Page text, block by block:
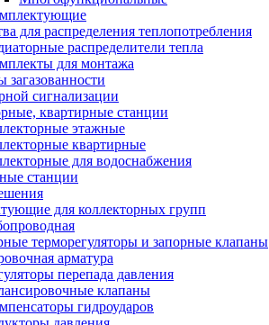
для распределения теплопотребления
распределители тепла
для монтажа
загазованности
сигнализации
квартирные станции
этажные
квартирные
для водоснабжения
станции
для коллекторных групп
терморегуляторы и запорные клапаны
арматура
перепада давления
клапаны
гидроударов